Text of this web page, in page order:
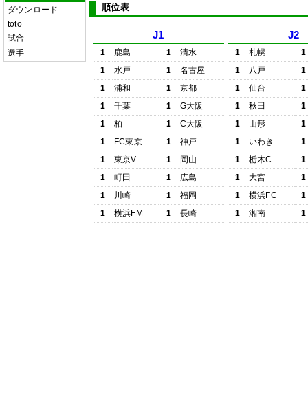
ダウンロード
toto
試合
選手
順位表
J1
1 鹿島 1
清水
1
水戸 1
名古屋
1
浦和 1
京都
1
千葉 1
G大阪
1
柏 1
C大阪
1
FC東京 1
神戸
1
東京V 1
岡山
1
町田 1
広島
1
川崎 1
福岡
1
横浜FM 1 長崎
J2
1 札幌
1
1
八戸
1
1
仙台
1
1
秋田
1
1
山形
1
1
いわき
1
1
栃木C
1
1
大宮
1
1
横浜FC
1
1
湘南 1